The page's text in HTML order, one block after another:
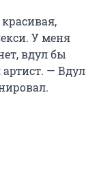
У меня
вдул бы
— Вдул